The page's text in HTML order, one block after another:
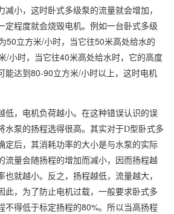
减小，这时卧式多级泵的流量就会增加，
定程度就会烧毁电机。例如一台卧式多级
50立方米/小时，当它往50米高处给水的
/小时，当它往40米高处给水时，它的高度
能达到 80-90立方米/小时以上，这时电机
低，电机负荷越小。在这种错误认识的误
水泵的扬程选得很高。其实对于D型卧式多
定后，其消耗功率的大小是与水泵的实际
流量会随扬程的增加而减小，因而扬程越
也就越小。反之，扬程越低，流量越大，
此，为了防止电机过载，一般要求卧式多
不得低于标定扬程的80%。所以当高扬程